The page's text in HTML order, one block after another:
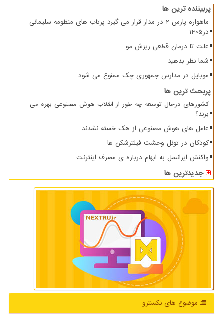
پربیننده ترین ها
ماهواره پارس 2 در مدار قرار می گیرد پرتاب های منظومه سلیمانی
در1405
علت تا درمان قطعی ریزش مو
شما نظر بدهید
موبایل در مدارس جمهوری چک ممنوع می شود
پربحث ترین ها
کشورهای درحال توسعه چه طور از انقلاب هوش مصنوعی بهره می
برند؟
عامل های هوش مصنوعی از هک خسته نشدند
کودکان در تونل وحشت فیلترشکن ها
واکنش ایرانسل به ابهام درباره ی مصرف اینترنت
جدیدترین ها
موضوع های نكسترو